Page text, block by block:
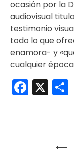
ocasión por la
audiovisual
testimonio
todo lo que
enamora- y
cualquier
X
⟵